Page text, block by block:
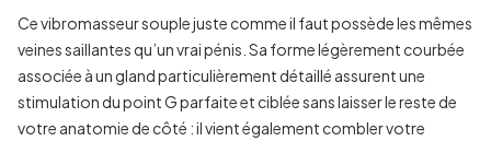
Ce vibromasseur souple juste comme il faut possède les mêmes
veines saillantes qu’un vrai pénis. Sa forme légèrement courbée
associée à un gland particulièrement détaillé assurent une
stimulation du point G parfaite et ciblée sans laisser le reste de
votre anatomie de côté : il vient également combler votre